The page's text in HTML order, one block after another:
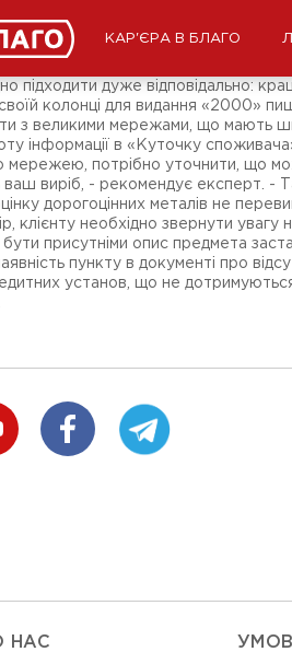
КАР'ЄРА В БЛАГО
підходити дуже відповідально:
колонці для видання «2000»
з великими мережами, що мають
інформації в «Куточку
потрібно уточнити, що
виріб, - рекомендує експерт. -
дорогоцінних металів не
клієнту необхідно звернути
присутніми опис предмета
пункту в документі про
установ, що не
НАС